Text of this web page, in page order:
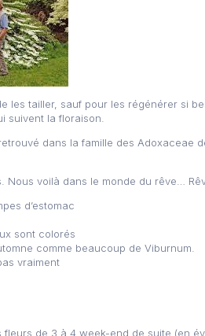
tailler, sauf pour les régénérer si
suivent la floraison.
dans la famille des Adoxaceae
voilà dans le monde du rêve…
d’estomac
sont colorés
comme beaucoup de Viburnum.
vraiment
fleurs de 3 à 4 week-end de suite (en